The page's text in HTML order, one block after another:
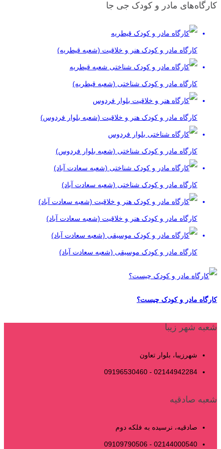
کارگاه‌های مادر و کودک جی جا
کارگاه مادر و کودک هنر و خلاقیت (شعبه قیطریه)
کارگاه مادر و کودک شناختی (شعبه قیطریه)
کارگاه مادر و کودک هنر و خلاقیت (شعبه بلوار فردوس)
کارگاه مادر و کودک شناختی (شعبه بلوار فردوس)
کارگاه مادر و کودک شناختی (شعبه سعادت آباد)
کارگاه مادر و کودک هنر و خلاقیت (شعبه سعادت آباد)
کارگاه مادر و کودک موسیقی (شعبه سعادت آباد)
کارگاه مادر و کودک چیست؟
شعبه شهر زیبا
شهرزیبا، بلوار تعاون
02144942284 - 09196530460
شعبه صادقیه
صادقیه، نرسیده به فلکه دوم
02144000540 - 09109790506